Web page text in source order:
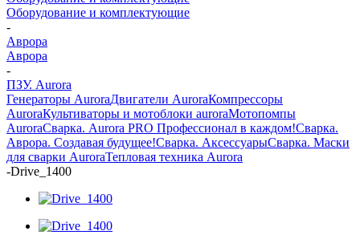
Оборудование и комплектующие
-
Аврора
Аврора
-
ПЗУ. Aurora
Генераторы AuroraДвигатели AuroraКомпрессоры
AuroraКультиваторы и мотоблоки auroraМотопомпы
AuroraСварка. Aurora PRO Профессионал в каждом!Сварка.
Аврора. Создавая будущее!Сварка. АксессуарыСварка. Маски
для сварки AuroraТепловая техника Aurora
-Drive_1400